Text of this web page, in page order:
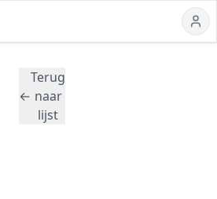
←
Terug
naar
lijst